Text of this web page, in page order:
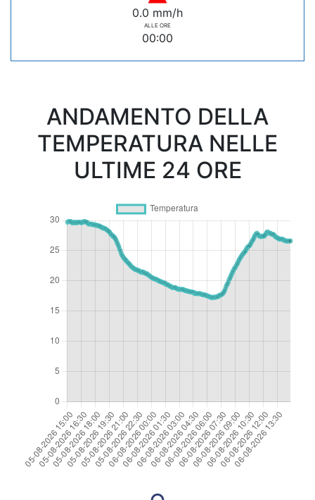
0.0 mm/h
ALLE ORE
00:00
ANDAMENTO DELLA
TEMPERATURA NELLE
ULTIME 24 ORE